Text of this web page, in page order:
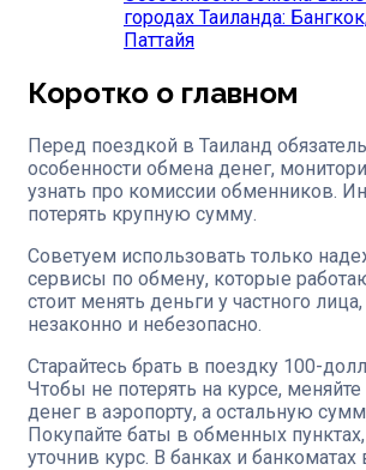
городах Таиланда:
Паттайя
Коротко о главном
Перед поездкой в Таиланд
особенности обмена денег,
узнать про комиссии обменников.
потерять крупную сумму.
Советуем использовать только
сервисы по обмену, которые
стоит менять деньги у частного
незаконно и небезопасно.
Старайтесь брать в поездку 100-
Чтобы не потерять на курсе,
денег в аэропорту, а остальную
Покупайте баты в обменных
уточнив курс. В банках и